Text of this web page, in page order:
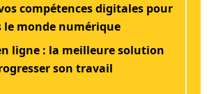
compétences digitales pour
le monde numérique
ligne : la meilleure solution
son travail